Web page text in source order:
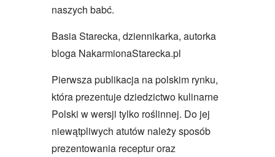
naszych babć.
Basia Starecka, dziennikarka, autorka
bloga NakarmionaStarecka.pl
Pierwsza publikacja na polskim rynku,
która prezentuje dziedzictwo kulinarne
Polski w wersji tylko roślinnej. Do jej
niewątpliwych atutów należy sposób
prezentowania receptur oraz